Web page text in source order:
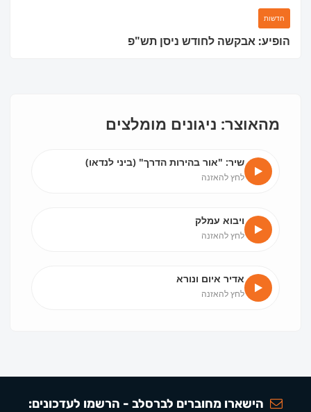
חדשות
הופיע: אבקשה לחודש ניסן תש"פ
מהאוצר: ניגונים מומלצים
שיר: "אור בהירות הדרך" (ביני לנדאו)
לחץ להאזנה
ויבוא עמלק
לחץ להאזנה
אדיר איום ונורא
לחץ להאזנה
הישארו מחוברים לברסלב - הרשמו לעדכונים: